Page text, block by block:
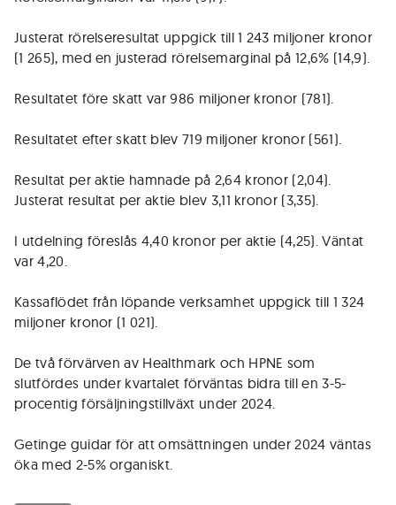
Justerat rörelseresultat uppgick till 1 243 miljoner kronor
(1 265), med en justerad rörelsemarginal på 12,6% (14,9).
Resultatet före skatt var 986 miljoner kronor (781).
Resultatet efter skatt blev 719 miljoner kronor (561).
Resultat per aktie hamnade på 2,64 kronor (2,04).
Justerat resultat per aktie blev 3,11 kronor (3,35).
I utdelning föreslås 4,40 kronor per aktie (4,25). Väntat
var 4,20.
Kassaflödet från löpande verksamhet uppgick till 1 324
miljoner kronor (1 021).
De två förvärven av Healthmark och HPNE som
slutfördes under kvartalet förväntas bidra till en 3-5-
procentig försäljningstillväxt under 2024.
Getinge guidar för att omsättningen under 2024 väntas
öka med 2-5% organiskt.